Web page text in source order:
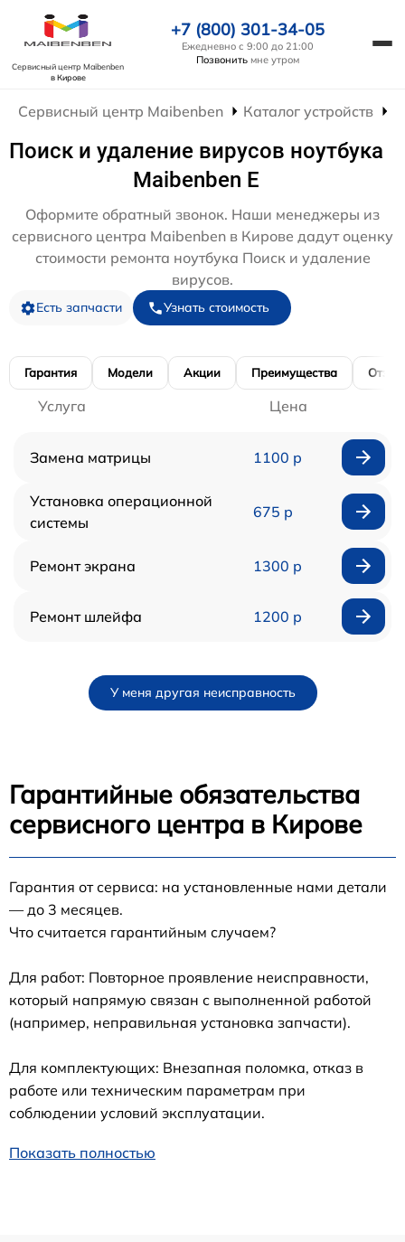
Сервисный центр Maibenben
в Кирове
+7 (800) 301-34-05
Ежедневно с 9:00 до 21:00
Позвонить мне утром
Сервисный центр Maibenben Каталог устройств
Поиск и удаление вирусов ноутбука
Maibenben E
Оформите обратный звонок. Наши менеджеры из
сервисного центра Maibenben в Кирове дадут оценку
стоимости ремонта ноутбука Поиск и удаление
вирусов.
Есть запчасти Узнать стоимость
Гарантия Модели Акции Преимущества
Услуга Цена
Замена матрицы 1100 р
Установка операционной
системы
675 р
Ремонт экрана 1300 р
Ремонт шлейфа 1200 р
У меня другая неисправность
Гарантийные обязательства
сервисного центра в Кирове
Гарантия от сервиса: на установленные нами детали
— до 3 месяцев.
Что считается гарантийным случаем?
Для работ: Повторное проявление неисправности,
который напрямую связан с выполненной работой
(например, неправильная установка запчасти).
Для комплектующих: Внезапная поломка, отказ в
работе или техническим параметрам при
соблюдении условий эксплуатации.
Показать полностью